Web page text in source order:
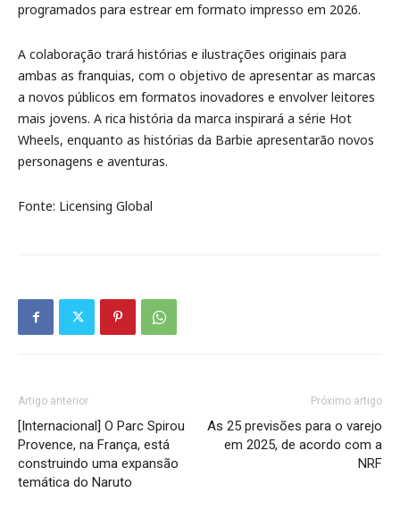
programados para estrear em formato impresso em 2026.
A colaboração trará histórias e ilustrações originais para
ambas as franquias, com o objetivo de apresentar as marcas
a novos públicos em formatos inovadores e envolver leitores
mais jovens. A rica história da marca inspirará a série Hot
Wheels, enquanto as histórias da Barbie apresentarão novos
personagens e aventuras.
Fonte: Licensing Global
Artigo anterior
[Internacional] O Parc Spirou
Provence, na França, está
construindo uma expansão
temática do Naruto
Próximo artigo
As 25 previsões para o varejo
em 2025, de acordo com a
NRF